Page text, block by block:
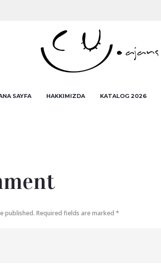
SAYFA HAKKIMIZDA KATALOG 2026
published. Required fields are marked *